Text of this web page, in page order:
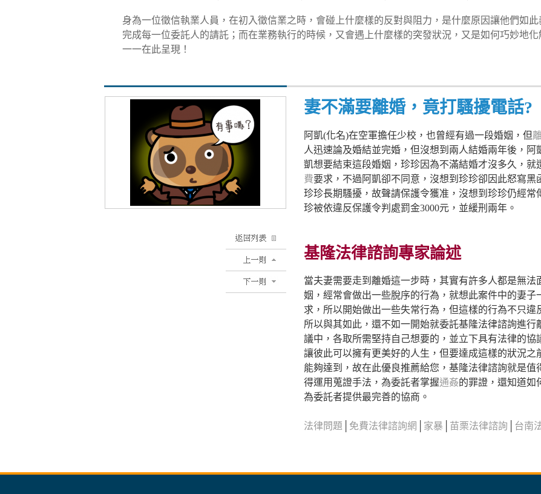
身為一位徵信執業人員，在初入徵信業之時，會碰上什麼樣的反對與阻力，是什麼原因讓他們如
完成每一位委託人的請託；而在業務執行的時候，又會遇上什麼樣的突發狀況，又是如何巧妙地
一一在此呈現！
妻不滿要離婚，竟打騷擾電話?
阿凱(化名)在空軍擔任少校，也曾經有過一段婚姻，但
人迅速論及婚結並完婚，但沒想到兩人結婚兩年後，
凱想要結束這段婚姻，珍珍因為不滿結婚才沒多久，就
費要求，不過阿凱卻不同意，沒想到珍珍卻因此怒寫
珍珍長期騷擾，故聲請保護令獲准，沒想到珍珍仍經
珍被依違反保護令判處罰金3000元，並緩刑兩年。
基隆法律諮詢專家論述
當夫妻需要走到離婚這一步時，其實有許多人都是無
姻，經常會做出一些脫序的行為，就想此案件中的妻
求，所以開始做出一些失常行為，但這樣的行為不只違
所以與其如此，還不如一開始就委託基隆法律諮詢進
議中，各取所需堅持自己想要的，並立下具有法律的
讓彼此可以擁有更美好的人生，但要達成這樣的狀況
能夠達到，故在此優良推薦給您，基隆法律諮詢就是
得運用蒐證手法，為委託者掌握通姦的罪證，還知道如
為委託者提供最完善的協商。
法律問題 免費法律諮詢網 家暴 苗栗法律諮詢 台南